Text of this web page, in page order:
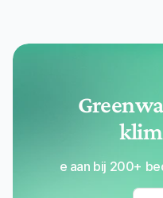
Sluit je aan bij 200+